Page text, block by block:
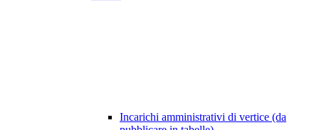
Incarichi amministrativi di vertice (da